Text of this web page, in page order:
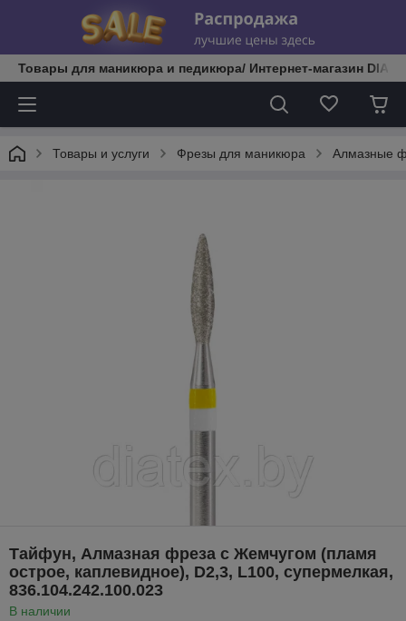
Товары для маникюра и педикюра/ Интернет-магазин
Товары и услуги Фрезы для маникюра Алмазные
Тайфун, Алмазная фреза с Жемчугом (пламя
острое, каплевидное), D2,3, L100, супермелкая,
836.104.242.100.023
В наличии